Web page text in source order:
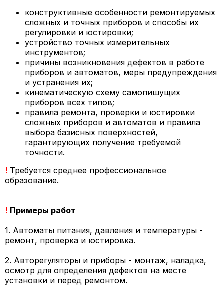
конструктивные особенности ремонтируемых
сложных и точных приборов и способы их
регулировки и юстировки;
устройство точных измерительных
инструментов;
причины возникновения дефектов в работе
приборов и автоматов, меры предупреждения
и устранения их;
кинематическую схему самопишущих
приборов всех типов;
правила ремонта, проверки и юстировки
сложных приборов и автоматов и правила
выбора базисных поверхностей,
гарантирующих получение требуемой
точности.
! Требуется среднее профессиональное
образование.
! Примеры работ
1. Автоматы питания, давления и температуры -
ремонт, проверка и юстировка.
2. Авторегуляторы и приборы - монтаж, наладка,
осмотр для определения дефектов на месте
установки и перед ремонтом.